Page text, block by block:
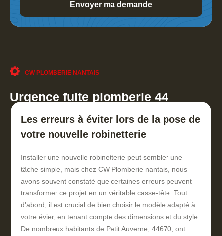
CW PLOMBERIE NANTAIS
Urgence fuite plomberie 44
Les erreurs à éviter lors de la pose de
votre nouvelle robinetterie
Installer une nouvelle robinetterie peut sembler une
tâche simple, mais chez CW Plomberie nantais, nous
avons souvent constaté que certaines erreurs peuvent
transformer ce projet en un véritable casse-tête. Tout
d'abord, il est crucial de bien choisir le modèle adapté à
votre évier, en tenant compte des dimensions et du style.
De nombreux habitants de Petit Auverne, 44670, ont